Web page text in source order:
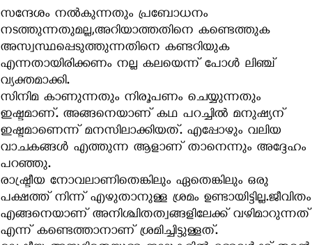
സന്ദേശം നൽകുന്നതും പ്രബോധനം
നടത്തുന്നതുമല്ല,അറിയാത്തതിനെ കണ്ടെത്തുക
അസ്വസ്ഥപ്പെടുത്തുന്നതിനെ കണ്ടറിയുക
എന്നതായിരിക്കണം നല്ല കലയെന്ന് പോൾ ലിഞ്ച്
വ്യക്തമാക്കി.
സിനിമ കാണുന്നതും നിരൂപണം ചെയ്യുന്നതും
ഇഷ്ടമാണ്. അങ്ങനെയാണ് കഥ പറച്ചിൽ മനുഷ്യന്‌
ഇഷ്ടമാണെന്ന് മനസിലാക്കിയത്. എപ്പോഴും വലിയ
വാചകങ്ങൾ എത്തുന്ന ആളാണ്‌ താനെന്നും അദ്ദേഹം
പറഞ്ഞു.
രാഷ്ട്രീയ നോവലാണിതെങ്കിലും ഏതെങ്കിലും ഒരു
പക്ഷത്ത് നിന്ന് എഴുതാനുള്ള ശ്രമം ഉണ്ടായിട്ടില്ല.ജീവിതം
എങ്ങനെയാണ് അനിശ്ചിതത്വങ്ങളിലേക്ക് വഴിമാറുന്നത്
എന്ന് കണ്ടെത്താനാണ് ശ്രമിച്ചിട്ടുള്ളത്.